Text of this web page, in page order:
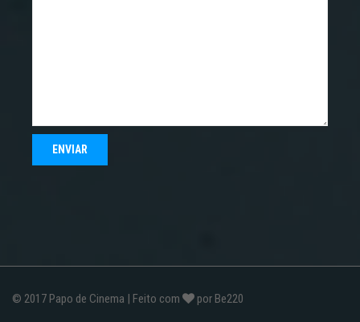
© 2017 Papo de Cinema | Feito com por Be220